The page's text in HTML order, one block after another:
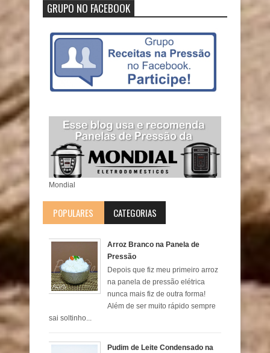
GRUPO NO FACEBOOK
Mondial
POPULARES CATEGORIAS
Arroz Branco na Panela de
Pressão
Depois que fiz meu primeiro arroz
na panela de pressão elétrica
nunca mais fiz de outra forma!
Além de ser muito rápido sempre
sai soltinho...
Pudim de Leite Condensado na